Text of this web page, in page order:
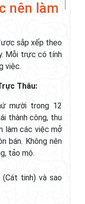
nên làm
sắp xếp theo
Mỗi trực có tính
việc.
Thâu:
mười trong 12
thành công, thu
làm các việc mở
bán. Không nên
tảo mộ.
tinh) và sao